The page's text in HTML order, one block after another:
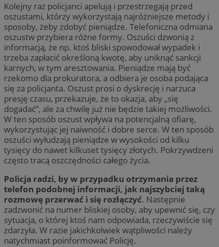
Kolejny raz policjanci apelują i przestrzegają przed
oszustami, którzy wykorzystają najróżniejsze metody i
sposoby, żeby zdobyć pieniądze. Telefoniczna odmiana
oszustw przybiera różne formy. Oszuści dzwonią z
informacją, że np. ktoś bliski spowodował wypadek i
trzeba zapłacić określoną kwotę, aby uniknąć sankcji
karnych, w tym aresztowania. Pieniądze mają być
rzekomo dla prokuratora, a odbiera je osoba podająca
się za policjanta. Oszust prosi o dyskrecję i narzuca
presję czasu, przekazuje, że to okazja, aby „się
dogadać”, ale za chwilę już nie będzie takiej możliwości.
W ten sposób oszust wpływa na potencjalną ofiarę,
wykorzystując jej naiwność i dobre serce. W ten sposób
oszuści wyłudzają pieniądze w wysokości od kilku
tysięcy do nawet kilkuset tysięcy złotych. Pokrzywdzeni
często tracą oszczędności całego życia.
Policja radzi, by w przypadku otrzymania przez
telefon podobnej informacji, jak najszybciej taką
rozmowę przerwać i się rozłączyć. Następnie
zadzwonić na numer bliskiej osoby, aby upewnić się, czy
sytuacja, o której ktoś nam odpowiada, rzeczywiście się
zdarzyła. W razie jakichkolwiek wątpliwości należy
natychmiast poinformować Policję.